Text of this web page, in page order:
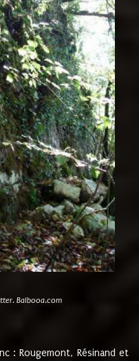
Balbooa.com
: Rougemont, Résinand et